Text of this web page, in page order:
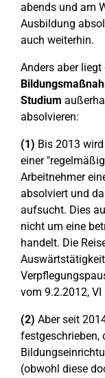
abends und am
Ausbildung
auch weiterhin.
Anders aber liegt
Studium
absolvieren:
(1) Bis 2013
einer
Arbeitnehmer
absolviert und
aufsucht. Dies
nicht um eine
handelt. Die
vom 9.2.2012,
(2) Aber seit
festgeschrieben,
(obwohl diese